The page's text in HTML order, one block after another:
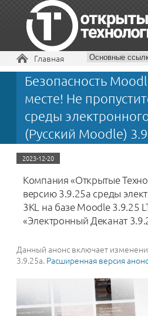
Вы здесь
Главная
Безопасность
месте! Не
среды
(Русский Moodle)
2023-12-20
Компания «Открытые
версию 3.9.25a среды
3KL на базе Moodle 3.9.25
«Электронный Деканат
Данный анонс включает
3.9.25a. Расширенная версия